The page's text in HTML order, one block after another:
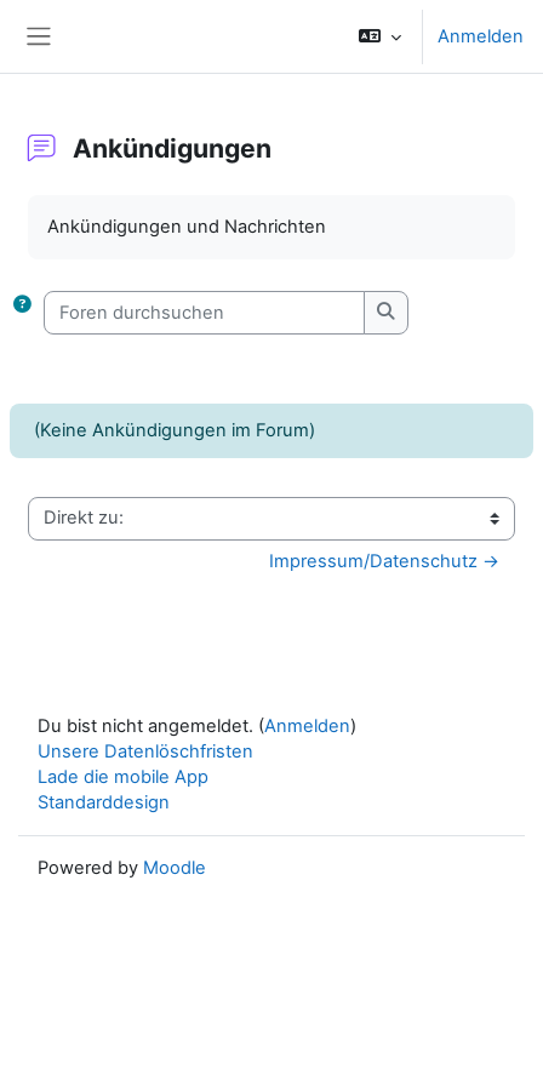
Anmelden
Ankündigungen
Ankündigungen und Nachrichten
Foren durchsuchen
Foren
(Keine Ankündigungen im Forum)
Direkt zu:
Impressum/Datenschutz →
Du bist nicht angemeldet. (Anmelden)
Unsere Datenlöschfristen
Lade die mobile App
Standarddesign
Powered by Moodle